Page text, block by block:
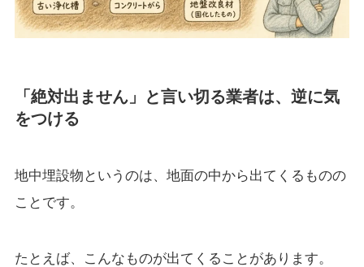
「絶対出ません」と言い切る業者は、逆に気
をつける
地中埋設物というのは、地面の中から出てくるものの
ことです。
たとえば、こんなものが出てくることがあります。